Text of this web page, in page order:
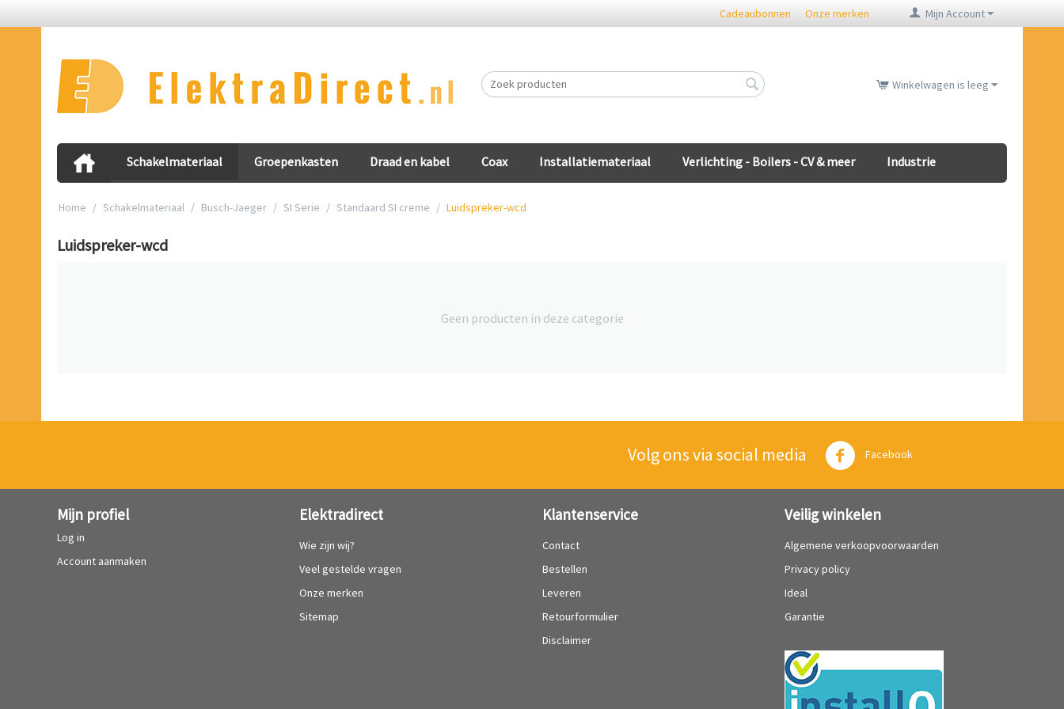
Mijn Account
Cadeaubonnen Onze merken
Winkelwagen is leeg
Schakelmateriaal Groepenkasten Draad en kabel Coax Installatiemateriaal Verlichting - Boilers - CV & meer Industrie
Home / Schakelmateriaal / Busch-Jaeger / SI Serie / Standaard SI creme / Luidspreker-wcd
Luidspreker-wcd
Geen producten in deze categorie
Volg ons via social media Facebook
Mijn profiel
Log in
Account aanmaken
Elektradirect
Wie zijn wij?
Veel gestelde vragen
Onze merken
Sitemap
Klantenservice
Contact
Bestellen
Leveren
Retourformulier
Disclaimer
Veilig winkelen
Algemene verkoopvoorwaarden
Privacy policy
Ideal
Garantie